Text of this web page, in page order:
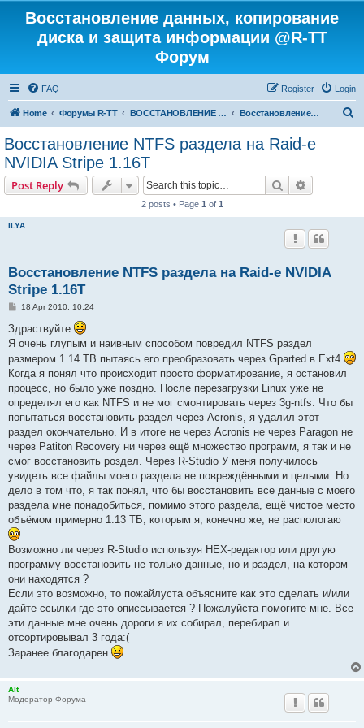
Восстановление данных, копирование
диска и защита информации @R-TT
Форум
FAQ Login
Register
Home Форумы R-TT ВОССТАНОВЛЕНИЕ ДАННЫХ И УДАЛЕННЫХ ФАЙЛОВ Восстановление RAID
Восстановление NTFS раздела на Raid-е
NVIDIA Stripe 1.16Т
Post Reply Search
2 posts • Page 1 of 1
ILYA
Восстановление NTFS раздела на Raid-е NVIDIA
Stripe 1.16Т
P
s
t
18 Apr 2010, 10:24
Здраствуйте
Я очень глупым и наивным способом повредил NTFS раздел
размером 1.14 TB пытаясь его преобразовать через Gparted в Ext4
Когда я понял что происходит просто форматирование, я остановил
процесс, но было уже поздно. После перезагрузки Linux уже не
определял его как NTFS и не мог смонтировать через 3g-ntfs. Что бы
попытаться восстановить раздел через Acronis, я удалил этот
раздел окончательно. И в итоге не через Acronis не через Paragon не
через Patiton Recovery ни через ещё множество программ, я так и не
смог восстановить роздел. Через R-Studio У меня получилось
увидеть все файлы моего раздела не повреждёнными и целыми. Но
дело в том что, я так понял, что бы восстановить все данные с моего
раздела мне понадобиться, помимо этого раздела, ещё чистое место
объёмом примерно 1.13 ТБ, которым я, конечно же, не распологаю
Возможно ли через R-Studio используя HEX-редактор или другую
программу восстановить не только данные, но и раздел, на котором
они находятся ?
Если это возможно, то пожайлуста объясните как это сделать и/или
дайте ссылки где это описсывается ? Пожалуйста помогите мне. Все
эти данные мне очень дороги я их собирал, перебирал и
отсортировывал 3 года:(
Заранее благодарен
Alt
Модератор Форума